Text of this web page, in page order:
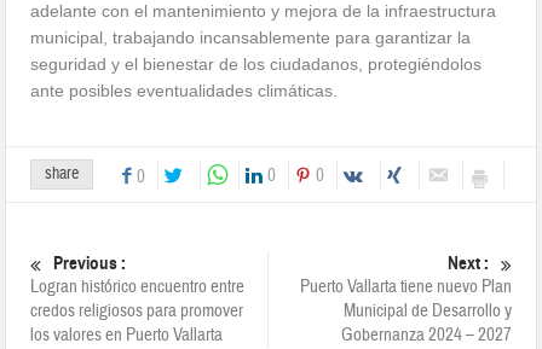
adelante con el mantenimiento y mejora de la infraestructura
municipal, trabajando incansablemente para garantizar la
seguridad y el bienestar de los ciudadanos, protegiéndolos
ante posibles eventualidades climáticas.
share 0 0 0
Previous :
Logran histórico encuentro entre
credos religiosos para promover
los valores en Puerto Vallarta
Next :
Puerto Vallarta tiene nuevo Plan
Municipal de Desarrollo y
Gobernanza 2024 – 2027